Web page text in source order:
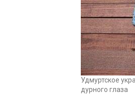
Удмуртское
дурного глаза